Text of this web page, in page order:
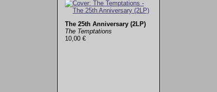
The 25th Anniversary (2LP)
The Temptations
10,00 €